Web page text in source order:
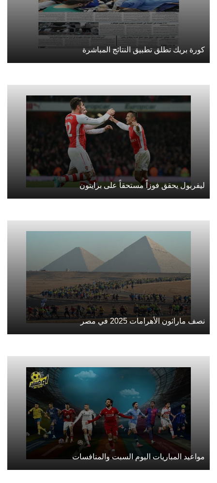
كورة بريك تطلق تطبيق النتائج المباشرة
ليفربول يحقق فوزاً مستحقاً على برايتون
نصف ماراثون الأهرامات 2025 في مصر
مواعيد المباريات اليوم السبت والمنافسات